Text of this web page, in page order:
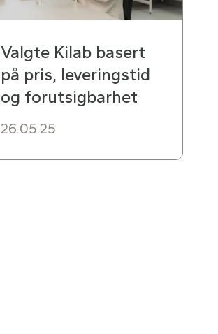
Valgte Kilab basert
på pris, leveringstid
og forutsigbarhet
26.05.25